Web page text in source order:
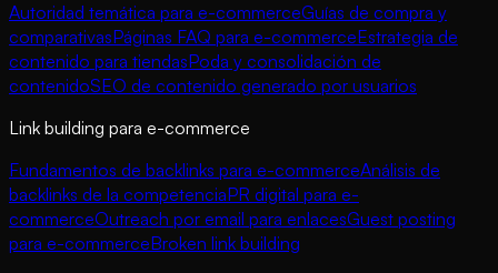
Autoridad temática para e-commerceGuías de compra y
comparativasPáginas FAQ para e-commerceEstrategia de
contenido para tiendasPoda y consolidación de
contenidoSEO de contenido generado por usuarios
Link building para e-commerce
Fundamentos de backlinks para e-commerceAnálisis de
backlinks de la competenciaPR digital para e-
commerceOutreach por email para enlacesGuest posting
para e-commerceBroken link building